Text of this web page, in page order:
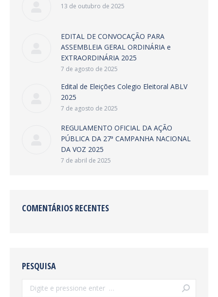
13 de outubro de 2025
EDITAL DE CONVOCAÇÃO PARA
ASSEMBLEIA GERAL ORDINÁRIA e
EXTRAORDINÁRIA 2025
7 de agosto de 2025
Edital de Eleições Colegio Eleitoral ABLV
2025
7 de agosto de 2025
REGULAMENTO OFICIAL DA AÇÃO
PÚBLICA DA 27ª CAMPANHA NACIONAL
DA VOZ 2025
7 de abril de 2025
COMENTÁRIOS RECENTES
PESQUISA
Search: